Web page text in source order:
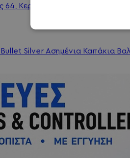
Κερατσίνι - 2104010202 -
Silver Ασημένια Καπάκια